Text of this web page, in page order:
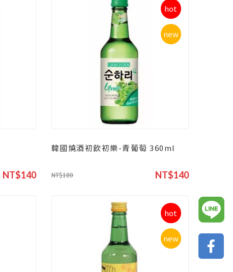
NT$140
hot
new
韓國燒酒初飲初樂-青葡萄 360ml
NT$180 NT$140
hot
new